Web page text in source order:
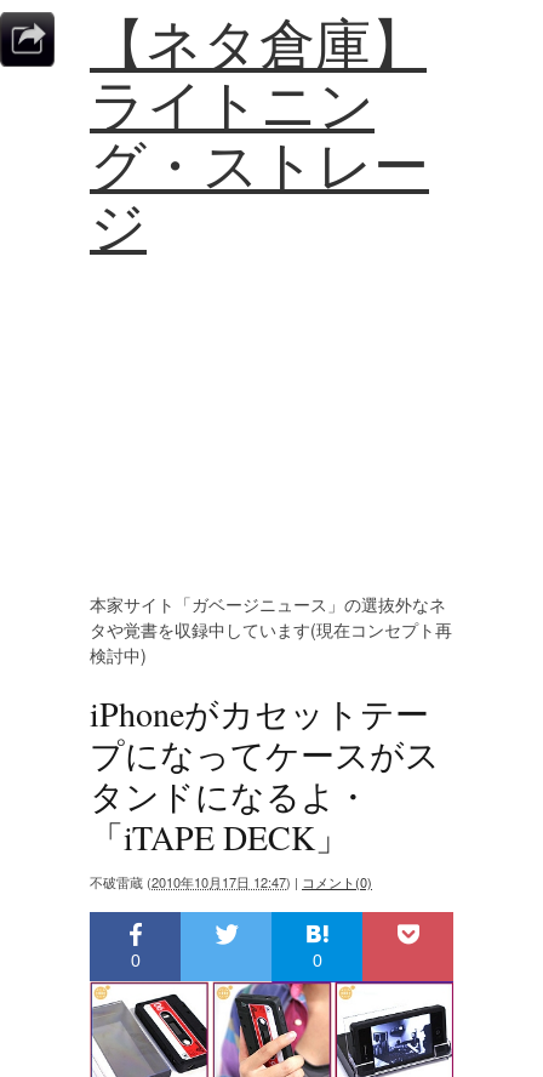
【ネタ倉庫】
ライトニン
グ・ストレー
ジ
本家サイト「ガベージニュース」の選抜外なネ
タや覚書を収録中しています(現在コンセプト再
検討中)
iPhoneがカセットテー
プになってケースがス
タンドになるよ・
「iTAPE DECK」
不破雷蔵 (2010年10月17日 12:47) | コメント(0)
0 0